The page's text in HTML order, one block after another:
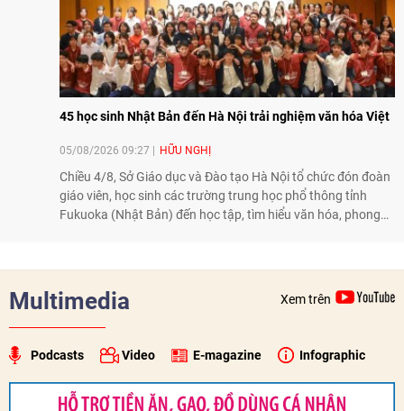
45 học sinh Nhật Bản đến Hà Nội trải nghiệm văn hóa Việt
05/08/2026 09:27 HỮU NGHỊ
Chiều 4/8, Sở Giáo dục và Đào tạo Hà Nội tổ chức đón đoàn
giáo viên, học sinh các trường trung học phổ thông tỉnh
Fukuoka (Nhật Bản) đến học tập, tìm hiểu văn hóa, phong
Multimedia Xem trên
Podcasts Video E-magazine Infographic